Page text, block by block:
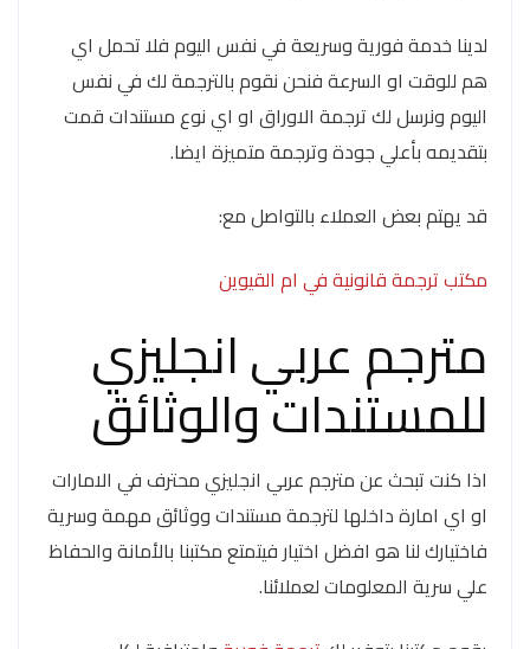
لدينا خدمة فورية وسريعة في نفس اليوم فلا تحمل اي
هم للوقت او السرعة فنحن نقوم بالترجمة لك في نفس
اليوم ونرسل لك ترجمة الاوراق او اي نوع مستندات قمت
بتقديمه بأعلي جودة وترجمة متميزة ايضا.
قد يهتم بعض العملاء بالتواصل مع:
مكتب ترجمة قانونية في ام القيوين
مترجم عربي انجليزي
للمستندات والوثائق
اذا كنت تبحث عن مترجم عربي انجليزي محترف في الامارات
او اي امارة داخلها لترجمة مستندات ووثائق مهمة وسرية
فاختيارك لنا هو افضل اختيار فيتمتع مكتبنا بالأمانة والحفاظ
علي سرية المعلومات لعملائنا.